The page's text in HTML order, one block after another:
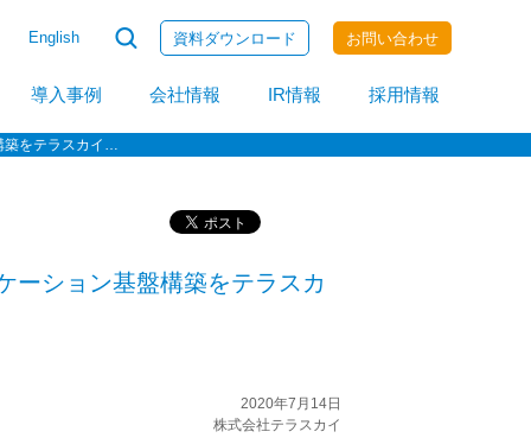
English 資料ダウンロード お問い合わせ
導入事例 会社情報 IR情報 採用情報
invoiceAgent
ラスカイが支援
ーション基盤構築をテラスカ
2020年7月14日
株式会社テラスカイ